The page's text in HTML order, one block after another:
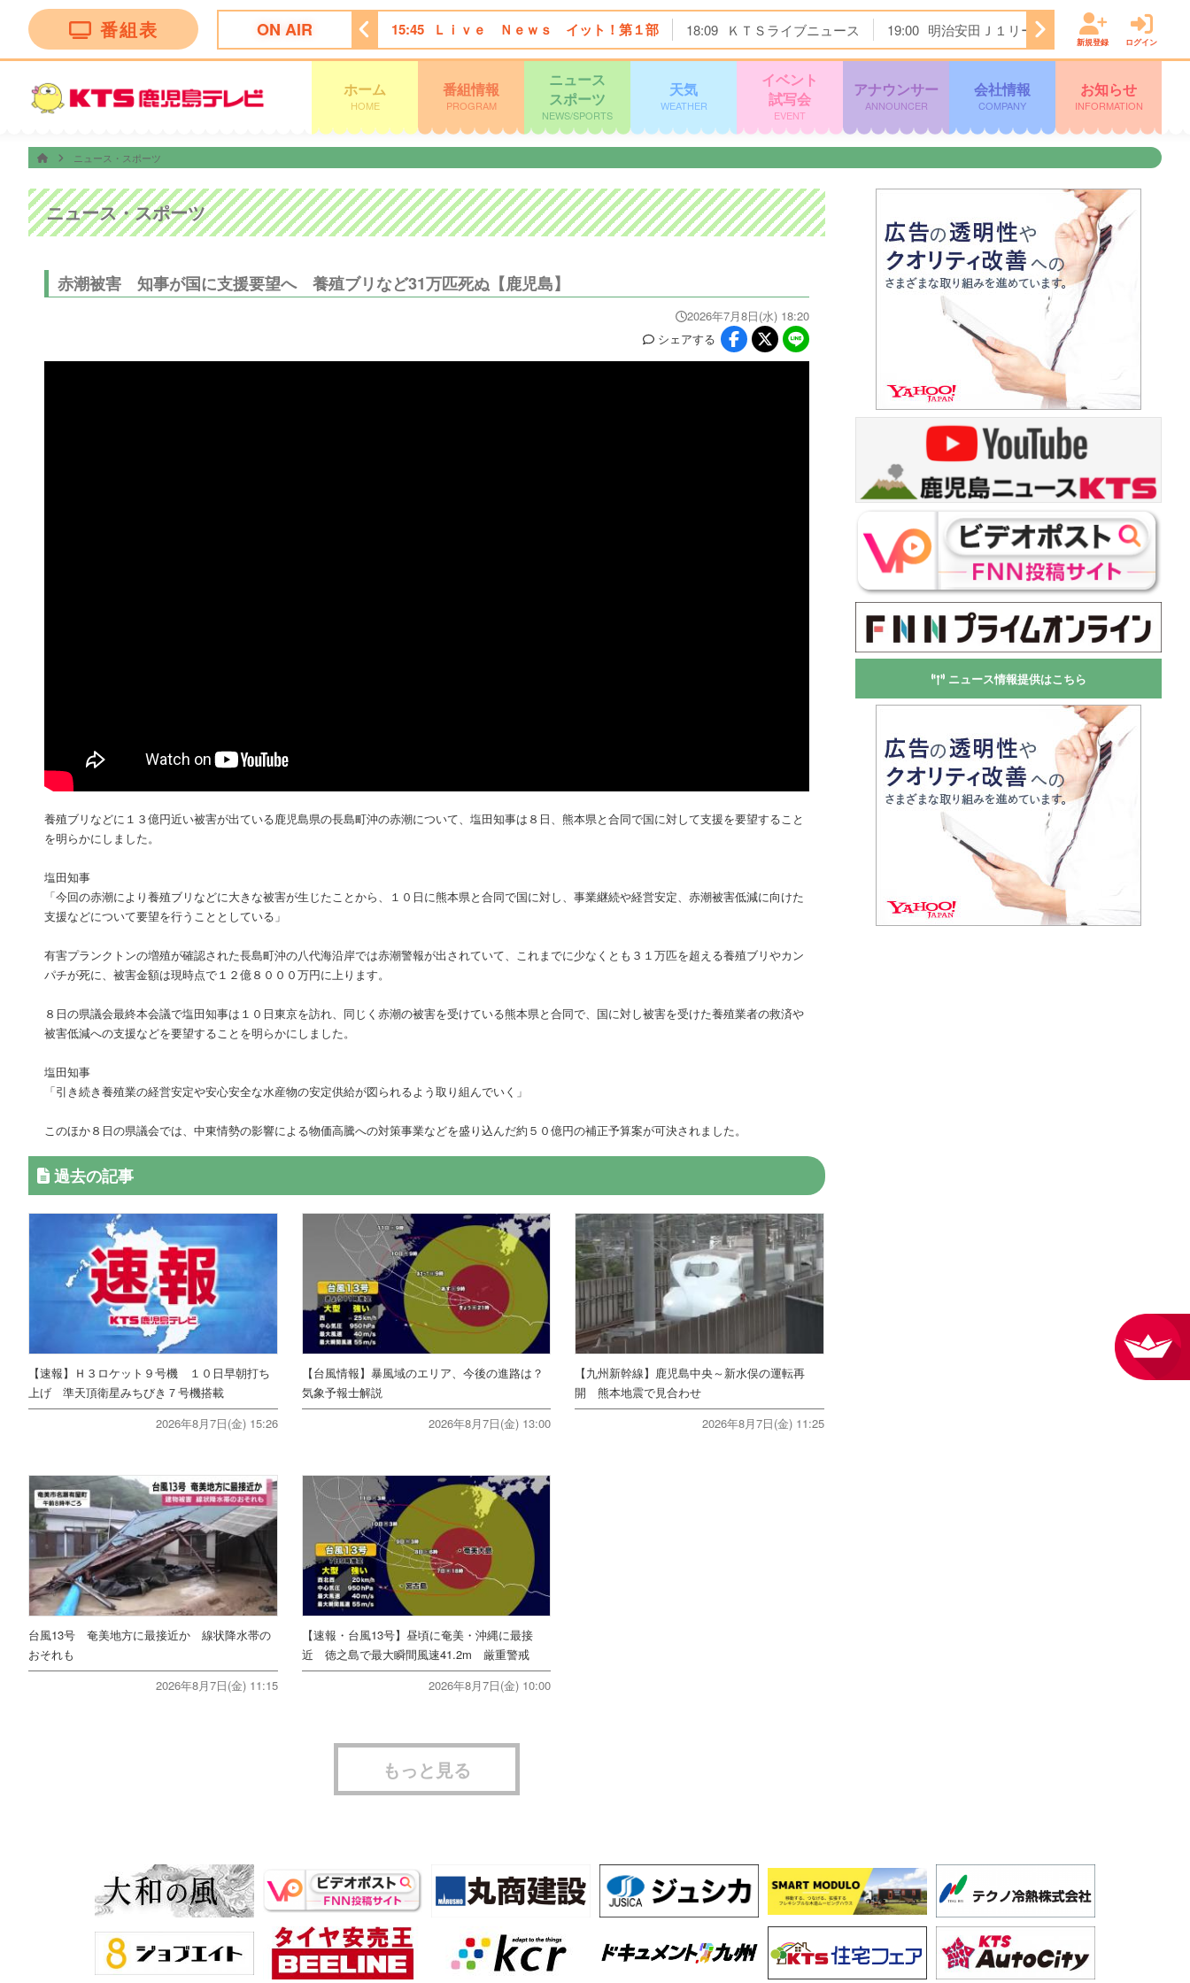
番組表 ON AIR
14:50 ぽよチャンネル ミキティダイニング 15:45 Ｌｉｖｅ Ｎｅｗｓ イット！第１部 18:09 ＫＴＳライブニュース 19:00 明治安田Ｊ１リーグ開幕戦 横浜Ｆ・マリ
新規登録 ログイン
ホーム
HOME
番組情報
PROGRAM
ニュース
スポーツ
NEWS/SPORTS
天気
WEATHER
イベント
試写会
EVENT
アナウンサー
ANNOUNCER
会社情報
COMPANY
お知らせ
INFORMATION
ニュース・スポーツ
ニュース・スポーツ
赤潮被害 知事が国に支援要望へ 養殖ブリなど31万匹死ぬ【鹿児島】
2026年7月8日(水) 18:20
シェアする
養殖ブリなどに１３億円近い被害が出ている鹿児島県の長島町沖の赤潮について、塩田知事は８日、熊本県と合同で国に対して支援を要望すること
を明らかにしました。
塩田知事
「今回の赤潮により養殖ブリなどに大きな被害が生じたことから、１０日に熊本県と合同で国に対し、事業継続や経営安定、赤潮被害低減に向けた
支援などについて要望を行うこととしている」
有害プランクトンの増殖が確認された長島町沖の八代海沿岸では赤潮警報が出されていて、これまでに少なくとも３１万匹を超える養殖ブリやカン
パチが死に、被害金額は現時点で１２億８０００万円に上ります。
８日の県議会最終本会議で塩田知事は１０日東京を訪れ、同じく赤潮の被害を受けている熊本県と合同で、国に対し被害を受けた養殖業者の救済や
被害低減への支援などを要望することを明らかにしました。
塩田知事
「引き続き養殖業の経営安定や安心安全な水産物の安定供給が図られるよう取り組んでいく」
このほか８日の県議会では、中東情勢の影響による物価高騰への対策事業などを盛り込んだ約５０億円の補正予算案が可決されました。
過去の記事
【速報】Ｈ３ロケット９号機 １０日早朝打ち
上げ 準天頂衛星みちびき７号機搭載
2026年8月7日(金) 15:26
【台風情報】暴風域のエリア、今後の進路は？
気象予報士解説
2026年8月7日(金) 13:00
【九州新幹線】鹿児島中央～新水俣の運転再
開 熊本地震で見合わせ
2026年8月7日(金) 11:25
台風13号 奄美地方に最接近か 線状降水帯の
おそれも
2026年8月7日(金) 11:15
【速報・台風13号】昼頃に奄美・沖縄に最接
近 徳之島で最大瞬間風速41.2m 厳重警戒
2026年8月7日(金) 10:00
もっと見る
ニュース情報提供はこちら